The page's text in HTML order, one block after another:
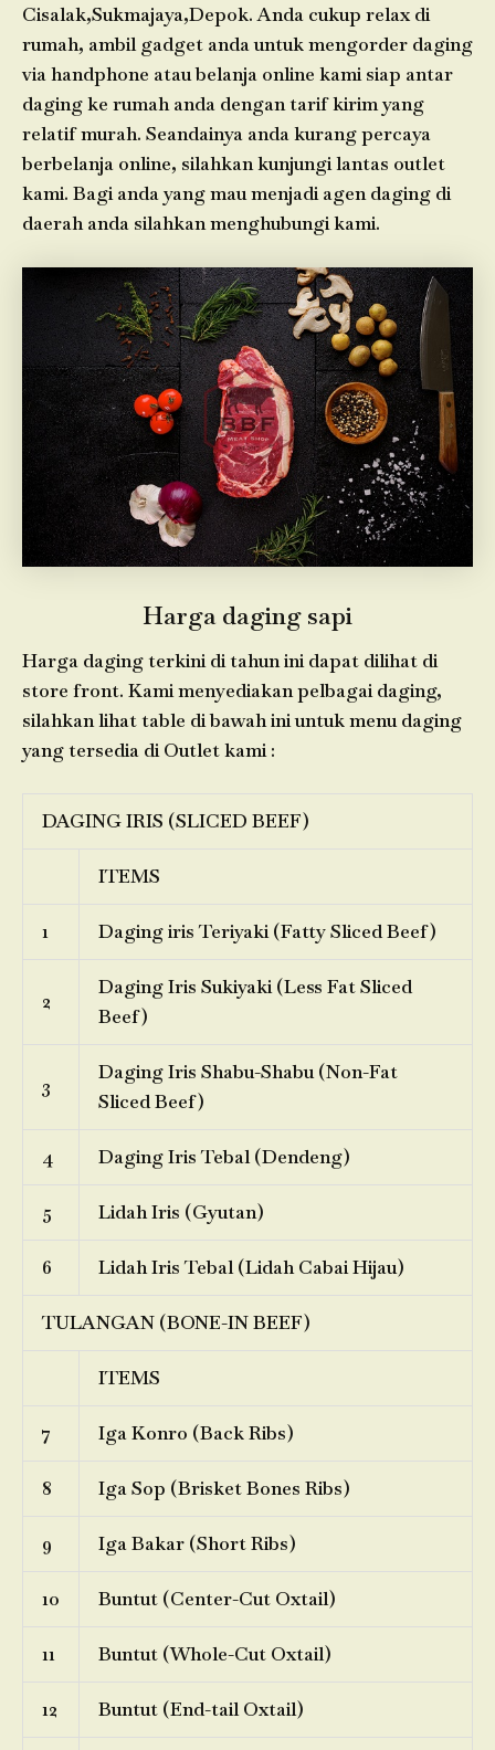
Cisalak,Sukmajaya,Depok. Anda cukup relax di
rumah, ambil gadget anda untuk mengorder daging
via handphone atau belanja online kami siap antar
daging ke rumah anda dengan tarif kirim yang
relatif murah. Seandainya anda kurang percaya
berbelanja online, silahkan kunjungi lantas outlet
kami. Bagi anda yang mau menjadi agen daging di
daerah anda silahkan menghubungi kami.
Harga daging sapi
Harga daging terkini di tahun ini dapat dilihat di
store front. Kami menyediakan pelbagai daging,
silahkan lihat table di bawah ini untuk menu daging
yang tersedia di Outlet kami :
DAGING IRIS (SLICED BEEF)
ITEMS
1 Daging iris Teriyaki (Fatty Sliced Beef)
2
Daging Iris Sukiyaki (Less Fat Sliced
Beef)
3
Daging Iris Shabu-Shabu (Non-Fat
Sliced Beef)
4 Daging Iris Tebal (Dendeng)
5 Lidah Iris (Gyutan)
6 Lidah Iris Tebal (Lidah Cabai Hijau)
TULANGAN (BONE-IN BEEF)
ITEMS
7 Iga Konro (Back Ribs)
8 Iga Sop (Brisket Bones Ribs)
9 Iga Bakar (Short Ribs)
10 Buntut (Center-Cut Oxtail)
11 Buntut (Whole-Cut Oxtail)
12 Buntut (End-tail Oxtail)